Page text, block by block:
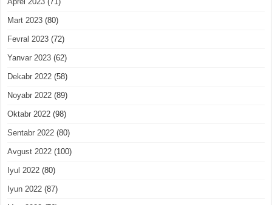
Mart 2023 (80)
Fevral 2023 (72)
Yanvar 2023 (62)
Dekabr 2022 (58)
Noyabr 2022 (89)
Oktabr 2022 (98)
Sentabr 2022 (80)
Avgust 2022 (100)
Iyul 2022 (80)
Iyun 2022 (87)